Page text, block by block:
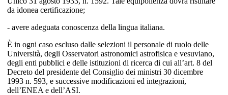
da idonea certificazione;
- avere adeguata conoscenza della lingua italiana.
È in ogni caso escluso dalle selezioni il personale di ruolo delle
Università, degli Osservatori astronomici astrofisica e vesuviano,
degli enti pubblici e delle istituzioni di ricerca di cui all’art. 8 del
Decreto del presidente del Consiglio dei ministri 30 dicembre
1993 n. 593, e successive modificazioni ed integrazioni,
dell’ENEA e dell’ASI.